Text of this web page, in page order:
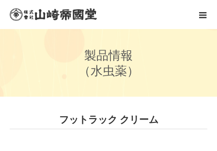
製品情報
（水虫薬）
フットラック クリーム